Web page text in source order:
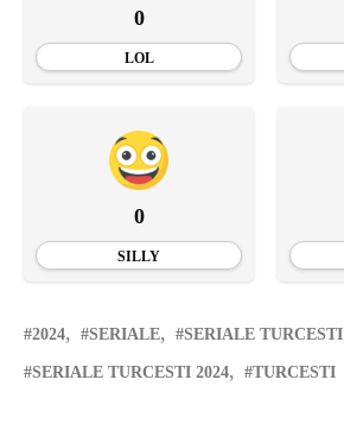
0
LOL
0
SILLY
2024 SERIALE SERIALE TURCESTI
SERIALE TURCESTI 2024 TURCESTI